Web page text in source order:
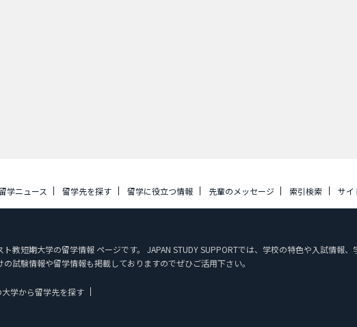
学ニュース 留学先を探す 留学に役立つ情報 先輩のメッセージ 索引検索 サイ
ト教短期大学の留学情報 ページです。 JAPAN STUDY SUPPORTでは、学校の特色や入試情報
の試験情報や留学情報も掲載しておりますのでぜひご活用下さい。
学から留学先を探す